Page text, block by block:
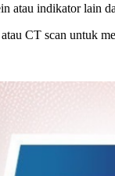
atau indikator lain
CT scan untuk